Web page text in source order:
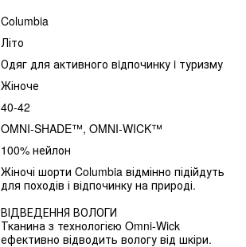
Columbia
Літо
Одяг для активного вiдпочинку i туризму
Жіноче
40-42
OMNI-SHADE™, OMNI-WICK™
100% нейлон
Жіночі шорти Columbia відмінно підійдуть
для походів і відпочинку на природі.
ВІДВЕДЕННЯ ВОЛОГИ
Тканина з технологією Omni-Wick
ефективно відводить вологу від шкіри.